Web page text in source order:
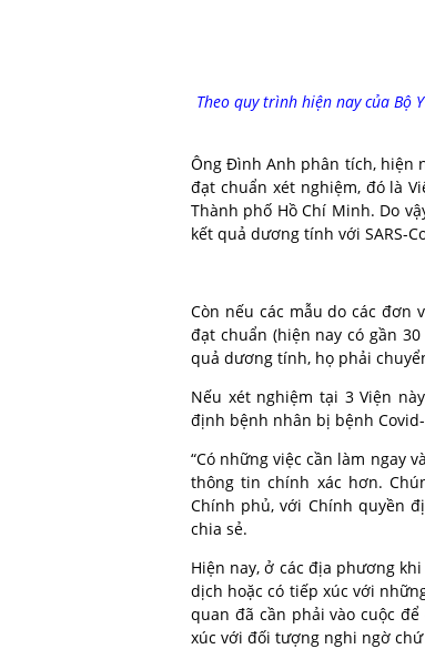
Theo quy trình hiện nay của Bộ
Ông Đình Anh phân tích, hiện
đạt chuẩn xét nghiệm, đó là
Thành phố Hồ Chí Minh. Do
kết quả dương tính với SARS-
Còn nếu các mẫu do các đơn
đạt chuẩn (hiện nay có gần
quả dương tính, họ phải
Nếu xét nghiệm tại 3 Viện
định bệnh nhân bị bệnh
“Có những việc cần làm ngay
thông tin chính xác hơn.
Chính phủ, với Chính quyền
chia sẻ.
Hiện nay, ở các địa phương
dịch hoặc có tiếp xúc với
quan đã cần phải vào cuộc
xúc với đối tượng nghi ngờ